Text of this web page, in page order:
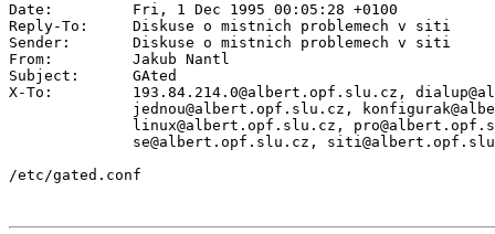
Date:         Fri, 1 Dec 1995 00:05:28 +0100
Reply-To:     Diskuse o mistnich problemech v siti
Sender:       Diskuse o mistnich problemech v siti
From:         Jakub Nantl
Subject:      GAted
X-To:         193.84.214.0@albert.opf.slu.cz,
jednou@albert.opf.slu.cz,
linux@albert.opf.slu.cz,
se@albert.opf.slu.cz,